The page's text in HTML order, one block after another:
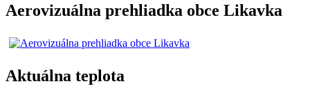
Aerovizuálna prehliadka obce Likavka
Aktuálna teplota